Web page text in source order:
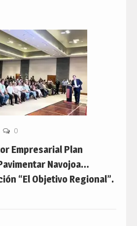
0
Empresarial Plan
Navojoa…
“El Objetivo Regional”.